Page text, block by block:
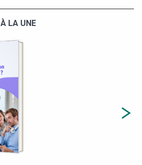
À LA UNE